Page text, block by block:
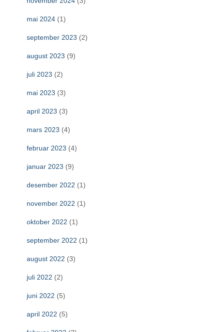
mai 2024 (1)
september 2023 (2)
august 2023 (9)
juli 2023 (2)
mai 2023 (3)
april 2023 (3)
mars 2023 (4)
februar 2023 (4)
januar 2023 (9)
desember 2022 (1)
november 2022 (1)
oktober 2022 (1)
september 2022 (1)
august 2022 (3)
juli 2022 (2)
juni 2022 (5)
april 2022 (5)